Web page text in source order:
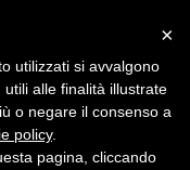
×
utilizzati si avvalgono
alle finalità illustrate
o negare il consenso a
policy.
pagina, cliccando